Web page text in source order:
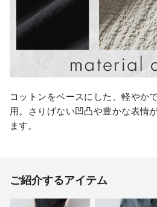
コットンをベースにした、軽やか
用。さりげない凹凸や豊かな表情
ます。
ご紹介するアイテム